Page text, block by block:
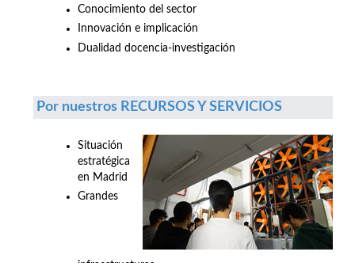
Conocimiento del sector
Innovación e implicación
Dualidad docencia-investigación
Por nuestros RECURSOS Y SERVICIOS
Situación
estratégica
en Madrid
Grandes